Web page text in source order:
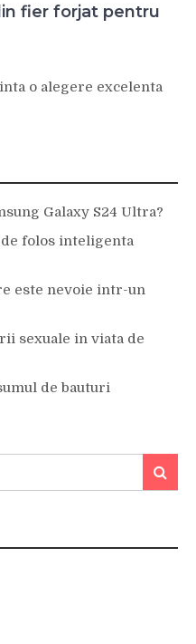
fier forjat pentru
o alegere excelenta
Galaxy S24 Ultra?
de folos inteligenta
este nevoie intr-un
sexuale in viata de
de bauturi
Search